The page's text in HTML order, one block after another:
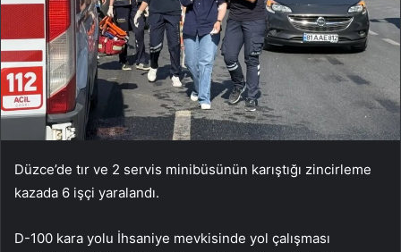
Düzce’de tır ve 2 servis minibüsünün karıştığı zincirleme
kazada 6 işçi yaralandı.
D-100 kara yolu İhsaniye mevkisinde yol çalışması